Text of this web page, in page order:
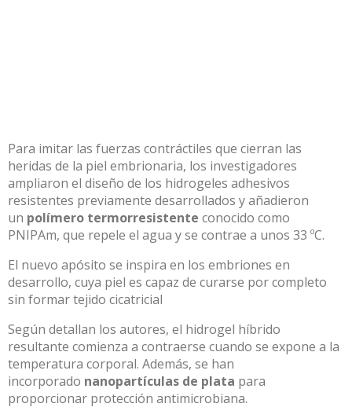
Para imitar las fuerzas contráctiles que cierran las
heridas de la piel embrionaria, los investigadores
ampliaron el diseño de los hidrogeles adhesivos
resistentes previamente desarrollados y añadieron
un polímero termorresistente conocido como
PNIPAm, que repele el agua y se contrae a unos 33 ºC.
El nuevo apósito se inspira en los embriones en
desarrollo, cuya piel es capaz de curarse por completo
sin formar tejido cicatricial
Según detallan los autores, el hidrogel híbrido
resultante comienza a contraerse cuando se expone a la
temperatura corporal. Además, se han
incorporado nanopartículas de plata para
proporcionar protección antimicrobiana.